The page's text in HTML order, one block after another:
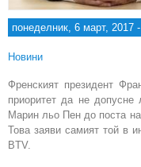
понеделник, 6 март, 2017
Новини
Френският президент
приоритет да не допусне
Марин льо Пен до поста
Това заяви самият той в
BTV.